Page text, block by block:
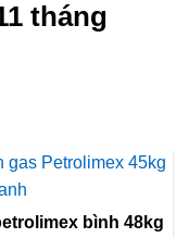
tháng
bình 48kg